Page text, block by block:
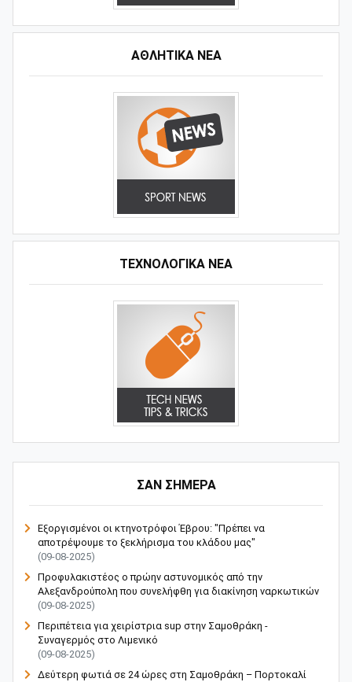
ΑΘΛΗΤΙΚΆ ΝΈΑ
ΤΕΧΝΟΛΟΓΙΚΑ ΝΕΑ
ΣΑΝ ΣΗΜΕΡΑ
Εξοργισμένοι οι κτηνοτρόφοι Έβρου: "Πρέπει να
αποτρέψουμε το ξεκλήρισμα του κλάδου μας"
(09-08-2025)
Προφυλακιστέος ο πρώην αστυνομικός από την
Αλεξανδρούπολη που συνελήφθη για διακίνηση ναρκωτικών
(09-08-2025)
Περιπέτεια για χειρίστρια sup στην Σαμοθράκη -
Συναγερμός στο Λιμενικό
(09-08-2025)
Δεύτερη φωτιά σε 24 ώρες στη Σαμοθράκη – Πορτοκαλί